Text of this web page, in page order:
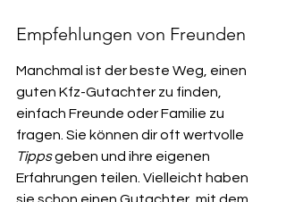
Empfehlungen von Freunden
Manchmal ist der beste Weg, einen
guten Kfz-Gutachter zu finden,
einfach Freunde oder Familie zu
fragen. Sie können dir oft wertvolle
Tipps geben und ihre eigenen
Erfahrungen teilen. Vielleicht haben